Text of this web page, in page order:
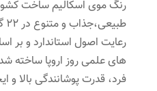
رعایت اصول استاندارد و بر
های علمی روز اروپا ساخته
فرد، قدرت پوشانندگی بالا و